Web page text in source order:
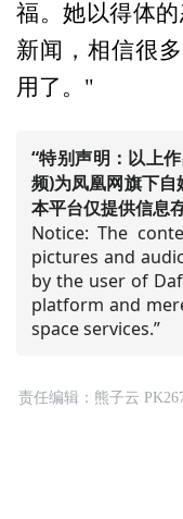
福。她以得体
新闻，相信很
用了。"
“特别声明：以上
频)为凤凰网旗下自
本平台仅提供信息
Notice: The
pictures and
by the user of
platform and
space services.”
责任编辑：熊子云